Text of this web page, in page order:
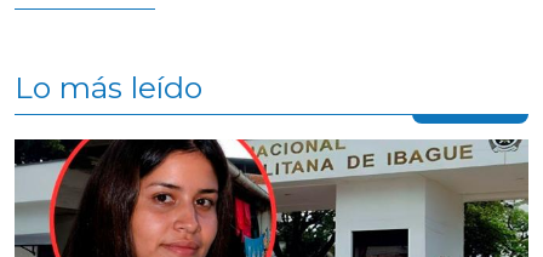
Lo más leído
Contenido multimedia principal